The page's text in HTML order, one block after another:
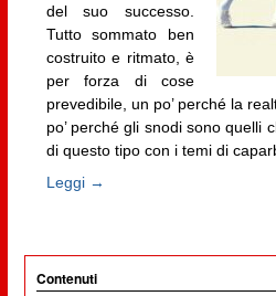
del suo successo.
Tutto sommato ben
costruito e ritmato, è
per forza di cose
prevedibile, un po’ perché la
po’ perché gli snodi sono quelli
di questo tipo con i temi di
Leggi →
Contenuti